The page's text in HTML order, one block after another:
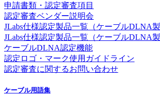
申請書類・認定審査項目
認定審査ベンダー説明会
JLabs仕様認定製品一覧（ケーブルDLNA製
JLabs仕様認定製品一覧（ケーブルDLNA製
ケーブルDLNA認定機能
認定ロゴ・マーク使用ガイドライン
認定審査に関するお問い合わせ
ケーブル用語集